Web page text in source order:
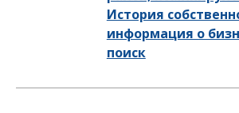
История
информация о
поиск